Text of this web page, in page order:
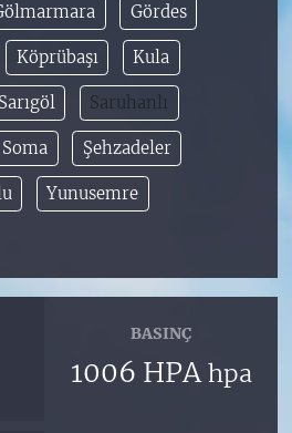
Gördes
Köprübaşı Kula
Sarıgöl Saruhanlı
Soma Şehzadeler
Yunusemre
BASINÇ
1006 HPAhpa